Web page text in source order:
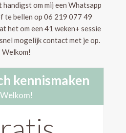
handigst om mij een Whatsapp
te bellen op 06 219 077 49
het om een 41 weken+ sessie
mogelijk contact met je op.
Welkom!
kennismaken
Welkom!